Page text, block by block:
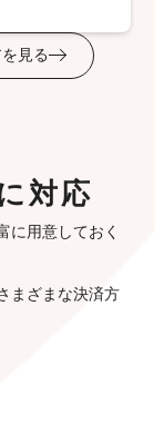
見る
対応
に用意しておく
まざまな決済方